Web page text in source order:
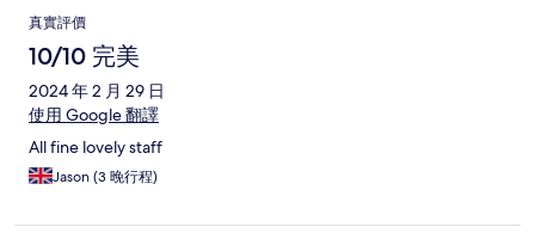
真實評價
10/10 完美
2024 年 2 月 29 日
使用 Google 翻譯
All fine lovely staff
Jason (3 晚行程)